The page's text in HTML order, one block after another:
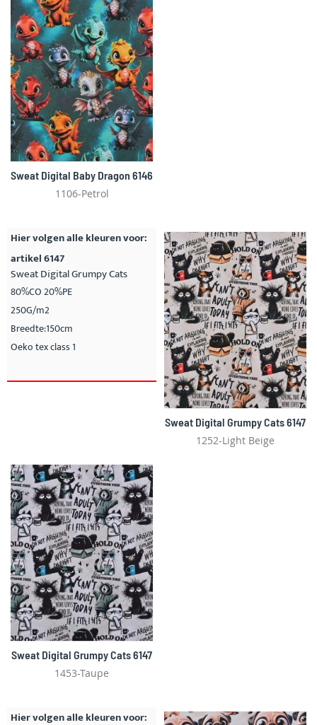
Sweat Digital Baby Dragon 6146
1106-Petrol
Hier volgen alle kleuren voor:
artikel 6147
Sweat Digital Grumpy Cats
80%CO 20%PE
250G/m2
Breedte:150cm
Oeko tex class 1
Sweat Digital Grumpy Cats 6147
1252-Light Beige
Sweat Digital Grumpy Cats 6147
1453-Taupe
Hier volgen alle kleuren voor: